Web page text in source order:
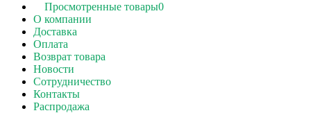
Просмотренные товары0
О компании
Доставка
Оплата
Возврат товара
Новости
Сотрудничество
Контакты
Распродажа